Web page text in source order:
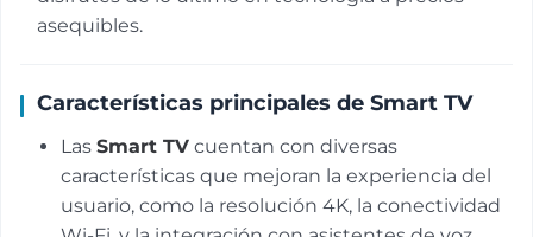
asequibles.
Características principales de Smart TV
Las Smart TV cuentan con diversas
características que mejoran la experiencia del
usuario, como la resolución 4K, la conectividad